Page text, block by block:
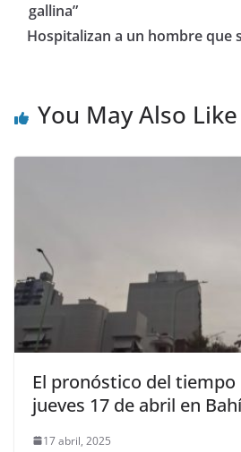
gallina”
Hospitalizan a un hombre que
You May Also Like
El pronóstico del tiempo
jueves 17 de abril en
17 abril, 2025